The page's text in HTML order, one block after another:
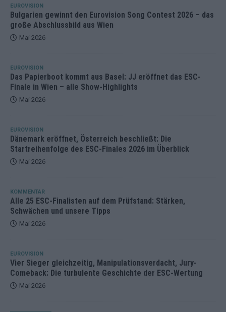
EUROVISION
Bulgarien gewinnt den Eurovision Song Contest 2026 – das
große Abschlussbild aus Wien
Mai 2026
EUROVISION
Das Papierboot kommt aus Basel: JJ eröffnet das ESC-
Finale in Wien – alle Show-Highlights
Mai 2026
EUROVISION
Dänemark eröffnet, Österreich beschließt: Die
Startreihenfolge des ESC-Finales 2026 im Überblick
Mai 2026
KOMMENTAR
Alle 25 ESC-Finalisten auf dem Prüfstand: Stärken,
Schwächen und unsere Tipps
Mai 2026
EUROVISION
Vier Sieger gleichzeitig, Manipulationsverdacht, Jury-
Comeback: Die turbulente Geschichte der ESC-Wertung
Mai 2026